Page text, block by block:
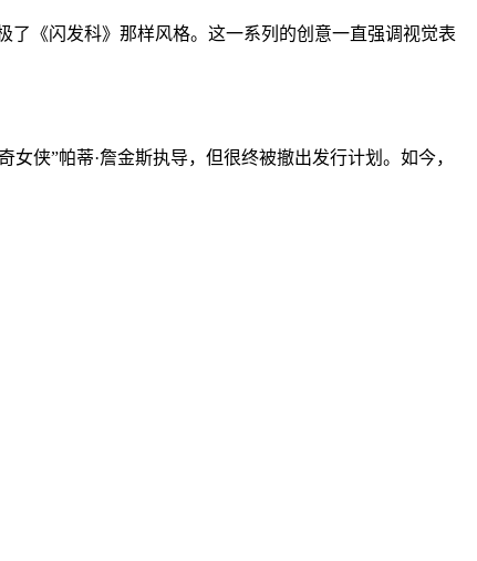
《闪发科》那样风格。这一系列的创意一直强调视觉表
侠”帕蒂·詹金斯执导，但很终被撤出发行计划。如今，